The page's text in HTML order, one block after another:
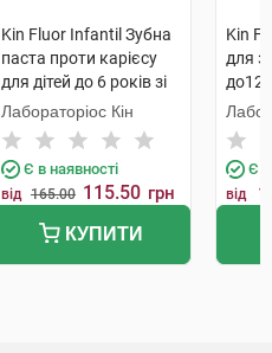
Kin Fluor Infantil Зубна
паста проти карієсу
для дітей до 6 років зі
смаком полуниці 50 мл
1 туба
Лабораторіос Кін
Є в наявності
від 165.00 115.50 грн
КУПИТИ
Kin
для
до12
1
Є в
від